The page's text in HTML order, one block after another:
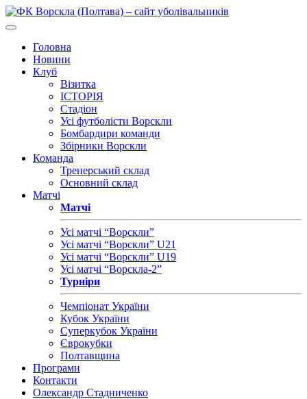
Головна
Новини
Клуб
Візитка
ІСТОРІЯ
Стадіон
Усі футболісти Ворскли
Бомбардири команди
Збірники Ворскли
Команда
Тренерський склад
Основний склад
Матчі
Матчі
Усі матчі “Ворскли”
Усі матчі “Ворскли” U21
Усі матчі “Ворскли” U19
Усі матчі “Ворскла-2”
Турніри
Чемпіонат України
Кубок України
Суперкубок України
Єврокубки
Полтавщина
Програми
Контакти
Олександр Стадниченко